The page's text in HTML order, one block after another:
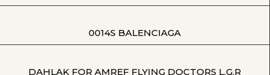
0014S BALENCIAGA
DAHLAK FOR AMREF FLYING DOCTORS L.G.R